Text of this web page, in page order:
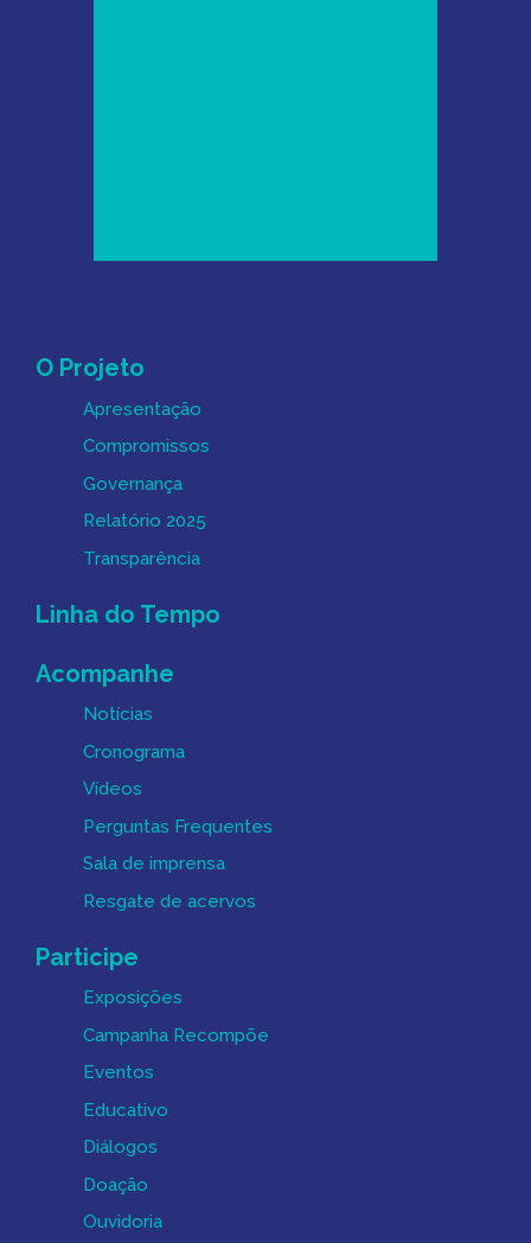
Mapa do Site
O Projeto
Apresentação
Compromissos
Governança
Relatório 2025
Transparência
Linha do Tempo
Acompanhe
Notícias
Cronograma
Vídeos
Perguntas Frequentes
Sala de imprensa
Resgate de acervos
Participe
Exposições
Campanha Recompõe
Eventos
Educativo
Diálogos
Doação
Ouvidoria